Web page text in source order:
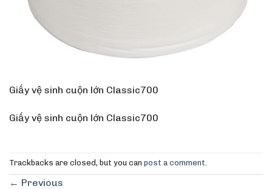
Giấy vệ sinh cuộn lớn Classic700
Giấy vệ sinh cuộn lớn Classic700
Trackbacks are closed, but you can post a comment.
← Previous